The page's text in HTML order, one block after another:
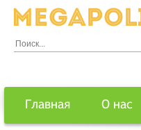
Главная О нас